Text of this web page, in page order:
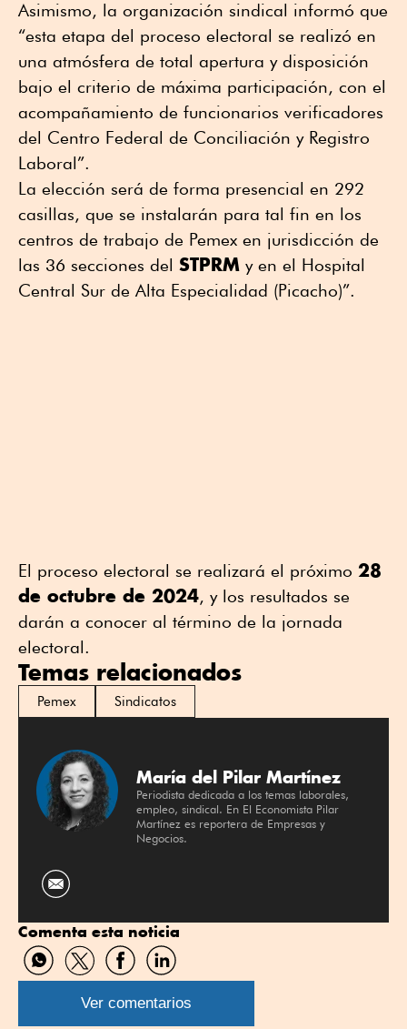
Asimismo, la organización sindical informó que
“esta etapa del proceso electoral se realizó en
una atmósfera de total apertura y disposición
bajo el criterio de máxima participación, con el
acompañamiento de funcionarios verificadores
del Centro Federal de Conciliación y Registro
Laboral”.
La elección será de forma presencial en 292
casillas, que se instalarán para tal fin en los
centros de trabajo de Pemex en jurisdicción de
las 36 secciones del STPRM y en el Hospital
Central Sur de Alta Especialidad (Picacho)”.
El proceso electoral se realizará el próximo 28
de octubre de 2024, y los resultados se
darán a conocer al término de la jornada
electoral.
Temas relacionados
Pemex Sindicatos
María del Pilar Martínez
Periodista dedicada a los temas laborales,
empleo, sindical. En El Economista Pilar
Martínez es reportera de Empresas y
Negocios.
Comenta esta noticia
Compartir
por
WhatsApp
Compartir
por
Twitter
Compartir
por
Facebook
Compartir
por
Linkedin
Ver comentarios